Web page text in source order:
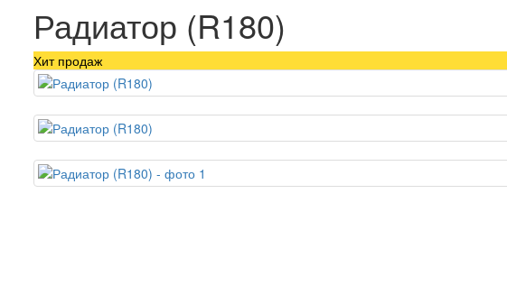
Радиатор (R180)
Хит продаж